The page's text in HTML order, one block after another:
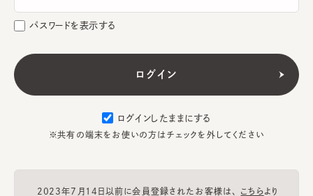
パスワードを表示する
ログインしたままにする
※共有の端末をお使いの方はチェックを外してください
2023年7月14日以前に会員登録されたお客様は、 こちらより